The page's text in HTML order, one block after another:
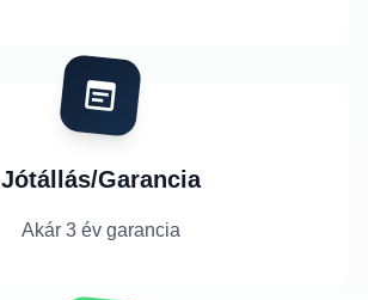
Jótállás/Garancia
Akár 3 év garancia